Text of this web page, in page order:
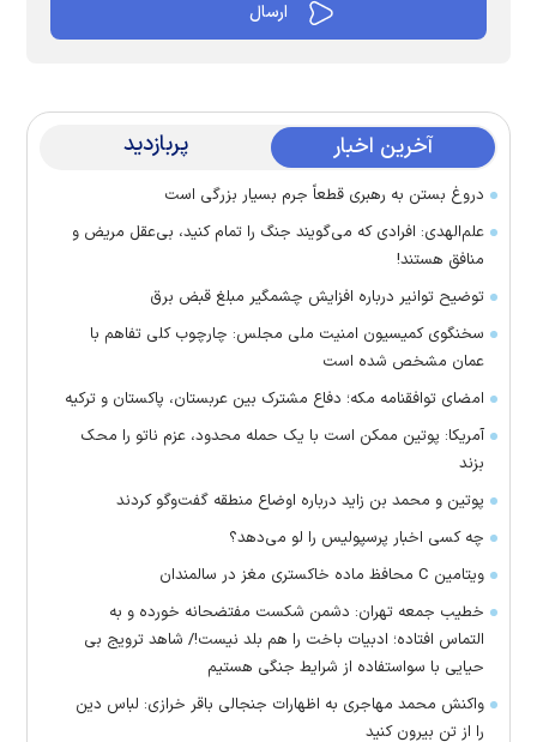
آخرین اخبار پربازدید
دروغ بستن به رهبری قطعاً جرم بسیار بزرگی است
علم‌الهدی: افرادی که می‌گویند جنگ را تمام کنید، بی‌عقل مریض و
منافق هستند!
توضیح توانیر درباره افزایش چشمگیر مبلغ قبض برق
سخنگوی کمیسیون امنیت ملی مجلس: چارچوب کلی تفاهم با
عمان مشخص شده است
امضای توافقنامه مکه؛ دفاع مشترک بین عربستان، پاکستان و ترکیه
آمریکا: پوتین ممکن است با یک حمله محدود، عزم ناتو را محک
بزند
پوتین و محمد بن زاید درباره اوضاع منطقه گفت‌وگو کردند
چه کسی اخبار پرسپولیس را لو می‌دهد؟
ویتامین C محافظ ماده خاکستری مغز در سالمندان
خطیب جمعه تهران: دشمن شکست مفتضحانه خورده و به
التماس افتاده؛ ادبیات باخت را هم بلد نیست!/ شاهد ترویج بی
حیایی با سواستفاده از شرایط جنگی هستیم
واکنش محمد مهاجری به اظهارات جنجالی باقر خرازی: لباس دین
را از تن بیرون کنید